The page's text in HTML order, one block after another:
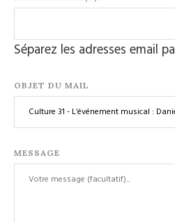
Séparez les adresses email
OBJET DU MAIL
MESSAGE